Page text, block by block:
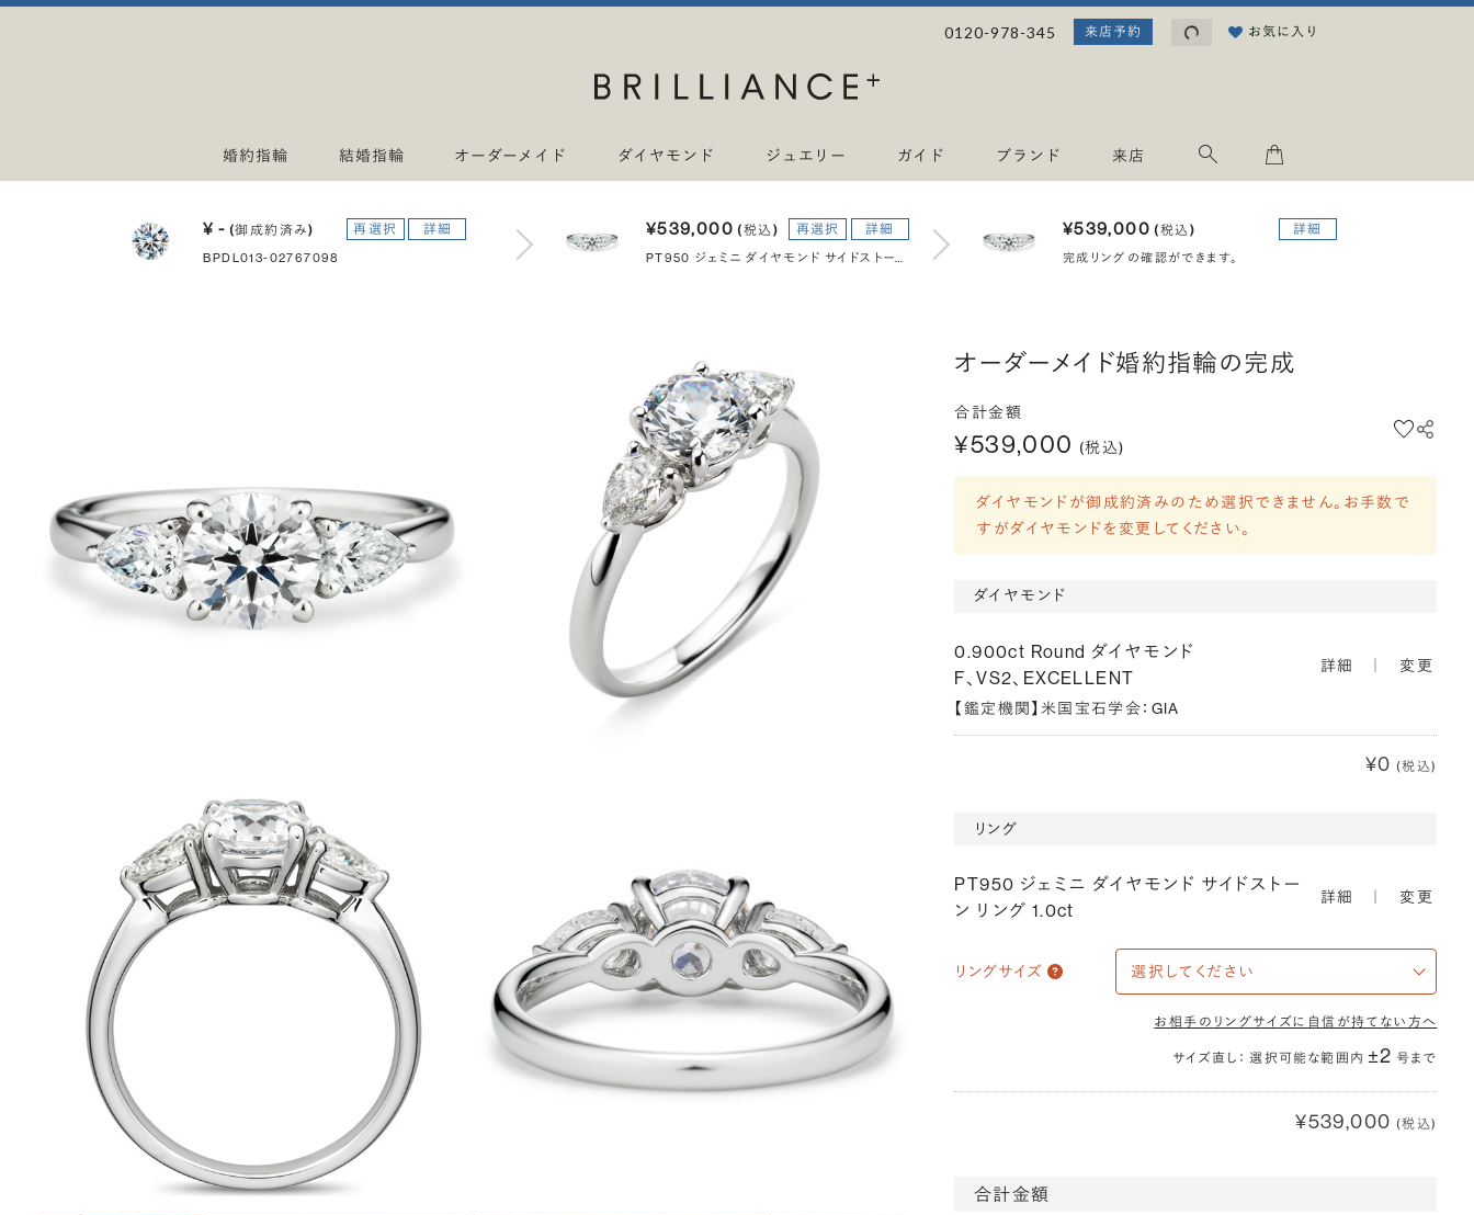
0120-978-345 来店予約 読み込み中...お気に入り
婚約指輪 結婚指輪 オーダーメイド ダイヤモンド ジュエリー ガイド ブランド 来店
¥ -(御成約済み) 再選択 詳細
BPDL013-02767098
¥539,000(税込) 再選択 詳細
PT950 ジェミニ ダイヤモンド サイドストーン リング 1.0ct
¥539,000(税込) 詳細
完成リングの確認ができます。
オーダーメイド婚約指輪の完成
合計金額
¥539,000 (税込)
ダイヤモンドが御成約済みのため選択できません。お手数で
すがダイヤモンドを変更してください。
ダイヤモンド
0.900ct Round ダイヤモンド
F、VS2、EXCELLENT
【鑑定機関】米国宝石学会：GIA
詳細 変更
¥0 (税込)
リング
PT950 ジェミニ ダイヤモンド サイドストー
ン リング 1.0ct
詳細 変更
リングサイズ
お相手のリングサイズに自信が持てない方へ
サイズ直し： 選択可能な範囲内 ±2 号まで
¥539,000 (税込)
合計金額